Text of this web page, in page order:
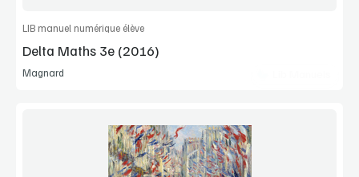
LIB manuel numérique élève
Delta Maths 3e (2016)
Magnard